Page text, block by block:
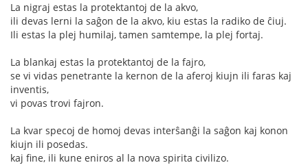
La nigraj estas la protektantoj de la akvo,
ili devas lerni la saĝon de la akvo, kiu estas la radiko de ĉiuj.
Ili estas la plej humilaj, tamen samtempe, la plej fortaj.
La blankaj estas la protektantoj de la fajro,
se vi vidas penetrante la kernon de la aferoj kiujn ili faras kaj
inventis,
vi povas trovi fajron.
La kvar specoj de homoj devas interŝanĝi la saĝon kaj konon
kiujn ili posedas.
kaj fine, ili kune eniros al la nova spirita civilizo.